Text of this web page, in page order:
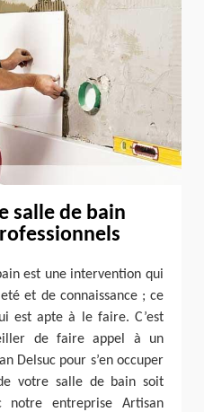
salle de bain
est une intervention qui
et de connaissance ; ce
est apte à le faire. C’est
de faire appel à un
Delsuc pour s’en occuper
votre salle de bain soit
notre entreprise Artisan